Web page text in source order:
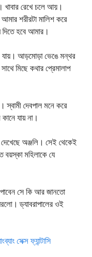
খাবার রেখে চলে আয়।
শরীরটা মালিশ করে
দিতে হবে আমার।
যায়। আড়মোড়া ভেঙে মন্থর
মিছে কথার প্রেমালাপ
দেবপাল মনে করে
যায় না।
দেখেছে অঞ্জলি। সেই থেকেই
মহিলাকে যে
সে কি আর জানতো
ড্যাবরাপালের ওই
সেক্স ফ্যান্টাসি